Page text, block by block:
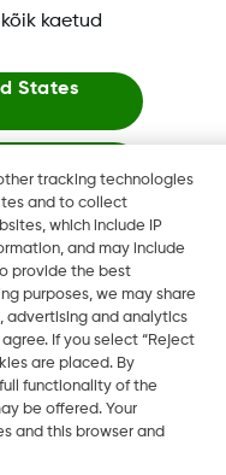
Dexcom One,
myös muissa
Vaihda aluetta
tracking technologies
and to collect
which include IP
and may include
provide the best
purposes, we may share
advertising and analytics
If you select “Reject
are placed. By
functionality of the
be offered. Your
and this browser and
kaetud
States